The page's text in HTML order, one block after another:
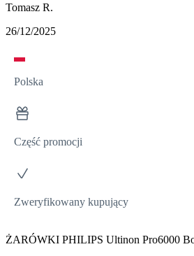
Tomasz R.
26/12/2025
Polska
Część promocji
Zweryfikowany kupujący
ŻARÓWKI PHILIPS Ultinon Pro6000